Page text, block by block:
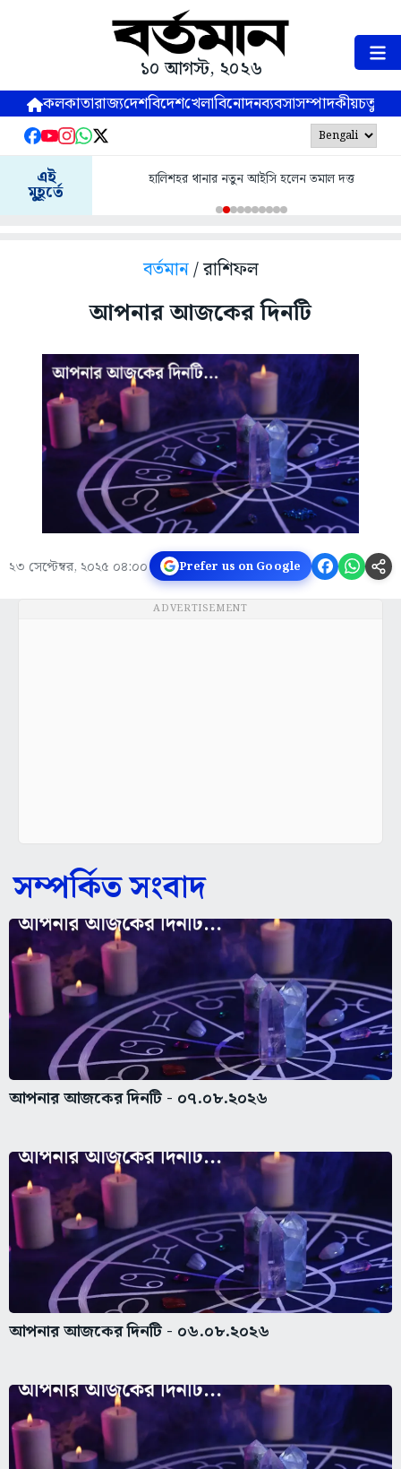
১০ আগস্ট, ২০২৬
কলকাতারাজ্যদেশবিদেশখেলাবিনোদনব্যবসাসম্পাদকীয়
এই
মুহূর্তে
হালিশহর থানার নতুন আইসি হলেন তমাল দত্ত
বর্তমান/ রাশিফল
আপনার আজকের দিনটি
২৩ সেপ্টেম্বর, ২০২৫ ০৪:০০ Prefer us on Google
ADVERTISEMENT
সম্পর্কিত সংবাদ
আপনার আজকের দিনটি - ০৭.০৮.২০২৬
আপনার আজকের দিনটি - ০৬.০৮.২০২৬